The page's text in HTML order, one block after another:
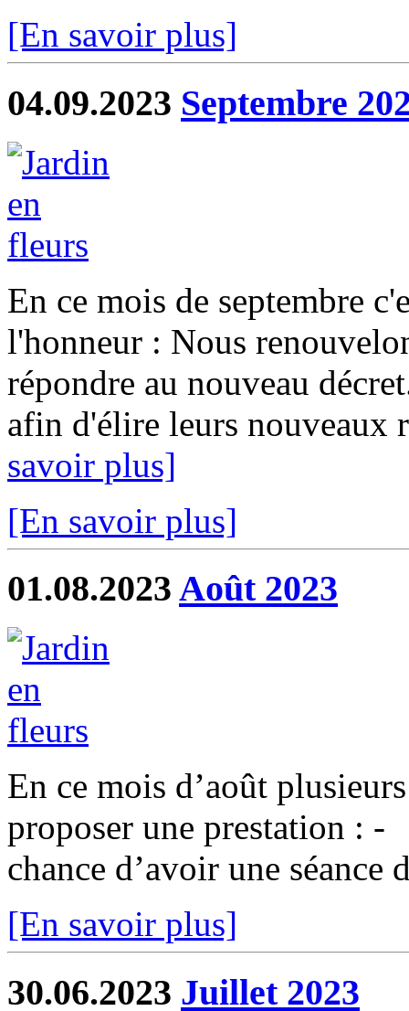
[En savoir plus]
04.09.2023 Septembre
En ce mois de septembre
l'honneur : Nous
répondre au nouveau
afin d'élire leurs nouveaux
savoir plus]
[En savoir plus]
01.08.2023 Août 2023
En ce mois d’août
proposer une prestation
chance d’avoir une séance
[En savoir plus]
30.06.2023 Juillet 2023